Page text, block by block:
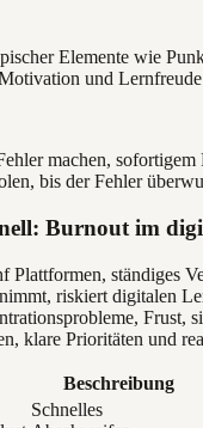
Elemente wie
und Lernfreude
machen, sofortigem
bis der Fehler
Burnout im
Plattformen, ständiges
riskiert digitalen
Frust,
klare Prioritäten und
Beschreibung
Schnelles